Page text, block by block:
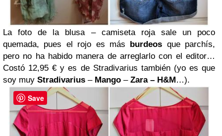
La foto de la blusa – camiseta roja sale un poco
quemada, pues el rojo es más burdeos que parchís,
pero no ha habido manera de arreglarlo con el editor…
Costó 12,95 € y es de Stradivarius también (yo es que
soy muy Stradivarius – Mango – Zara– H&M…).
Save